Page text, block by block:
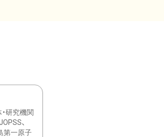
研究機関
、
第一原子